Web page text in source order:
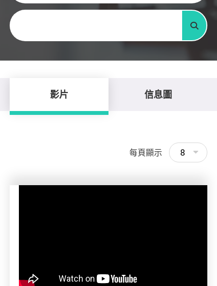
關鍵字
搜尋
影片 信息圖
每頁顯示 8